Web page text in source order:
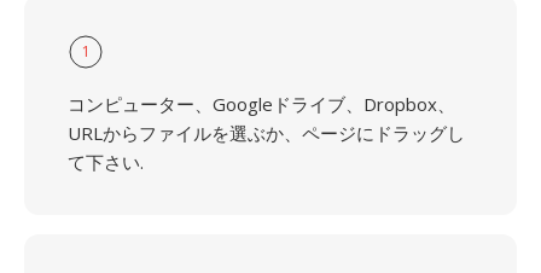
1
コンピューター、Googleドライブ、Dropbox、
URLからファイルを選ぶか、ページにドラッグし
て下さい.